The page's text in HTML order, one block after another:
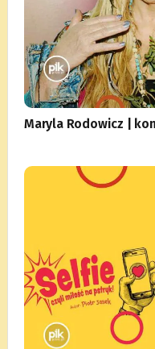
Maryla Rodowicz |